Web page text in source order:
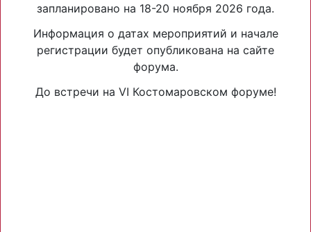
запланировано на 18-20 ноября 2026 года.
Информация о датах мероприятий и начале
регистрации будет опубликована на сайте
форума.
До встречи на VI Костомаровском форуме!